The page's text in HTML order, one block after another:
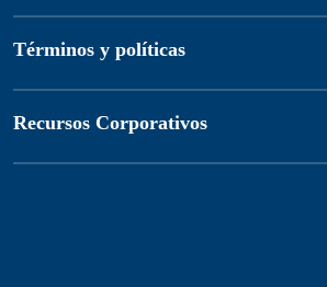
Términos y políticas
Recursos Corporativos